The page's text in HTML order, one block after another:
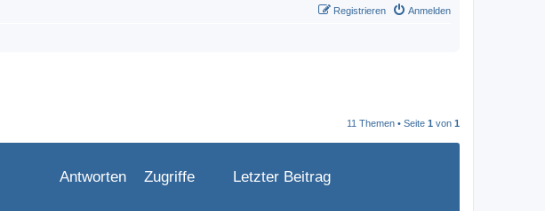
Anmelden
Registrieren
11 Themen • Seite 1 von 1
Antworten Zugriffe Letzter Beitrag